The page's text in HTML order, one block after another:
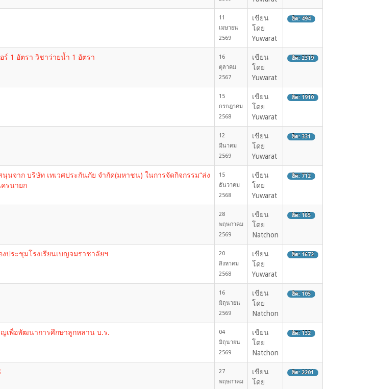
11
เมษายน
2569
เขียน
โดย
Yuwarat
ฮิต: 494
ร์ 1 อัตรา วิชาว่ายน้ำ 1 อัตรา
16
ตุลาคม
2567
เขียน
โดย
Yuwarat
ฮิต: 2319
15
กรกฎาคม
2568
เขียน
โดย
Yuwarat
ฮิต: 1910
12
มีนาคม
2569
เขียน
โดย
Yuwarat
ฮิต: 331
จาก บริษัท เทเวศประกันภัย จำกัด(มหาชน) ในการจัดกิจกรรม“ส่ง
ครนายก
15
ธันวาคม
2568
เขียน
โดย
Yuwarat
ฮิต: 712
28
พฤษภาคม
2569
เขียน
โดย
Natchon
ฮิต: 165
ประชุมโรงเรียนเบญจมราชาลัยฯ
20
สิงหาคม
2568
เขียน
โดย
Yuwarat
ฮิต: 1672
16
มิถุนายน
2569
เขียน
โดย
Natchon
ฮิต: 105
เพื่อพัฒนาการศึกษาลูกหลาน บ.ร.
04
มิถุนายน
2569
เขียน
โดย
Natchon
ฮิต: 132
27
พฤษภาคม
เขียน
โดย
ฮิต: 2201